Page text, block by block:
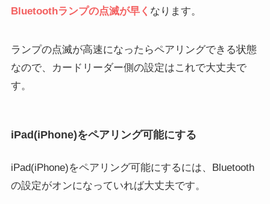
Bluetoothランプの点滅が早く なります。
ランプの点滅が高速になったらペアリングできる状態
なので、カードリーダー側の設定はこれで大丈夫で
す。
iPad(iPhone)をペアリング可能にする
iPad(iPhone)をペアリング可能にするには、Bluetooth
の設定がオンになっていれば大丈夫です。